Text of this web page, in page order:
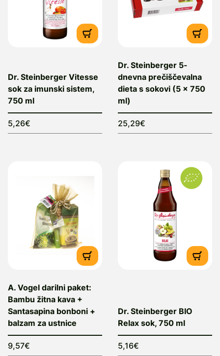
Dr. Steinberger Vitesse
sok za imunski sistem,
750 ml
5,26€
Dr. Steinberger 5-
dnevna prečiščevalna
dieta s sokovi (5 x 750
ml)
25,29€
A. Vogel darilni paket:
Bambu žitna kava +
Santasapina bonboni +
balzam za ustnice
9,57€
Dr. Steinberger BIO
Relax sok, 750 ml
5,16€